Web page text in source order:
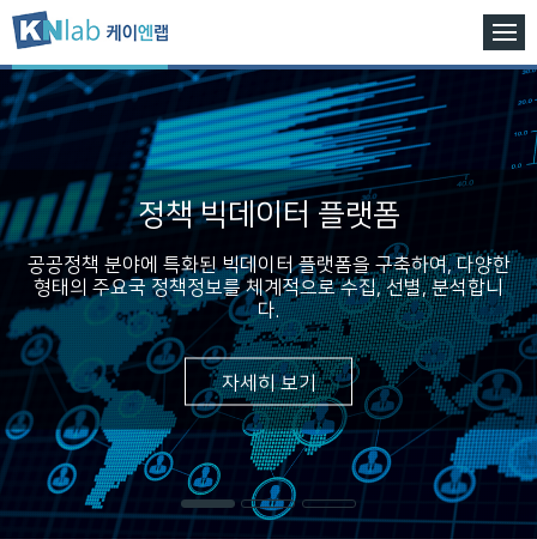
정책 빅데이터 플랫폼
공공정책 분야에 특화된 빅데이터 플랫폼을 구축하여, 다양한
형태의 주요국 정책정보를 체계적으로 수집, 선별, 분석합니
다.
자세히 보기